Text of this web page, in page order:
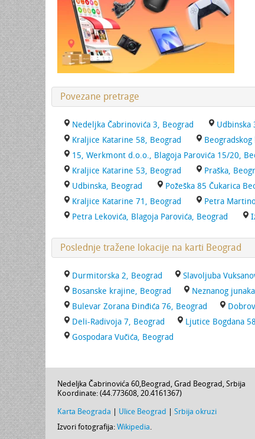
Povezane pretrage
Nedeljka Čabrinovića 3, Beograd Udbinska
Kraljice Katarine 58, Beograd
15, Werkmont d.o.o., Blagoja Parovića 15/20,
Kraljice Katarine 53, Beograd
Praška,
Udbinska, Beograd
Požeška 85 Čukarica
Kraljice Katarine 71, Beograd
Petra
Petra Lekovića, Blagoja Parovića, Beograd
Poslednje tražene lokacije na karti Beograd
Durmitorska 2, Beograd Slavoljuba
Bosanske krajine, Beograd
Neznanog
Bulevar Zorana Đinđića 76, Beograd
Deli-Radivoja 7, Beograd
Ljutice Bogdana
Gospodara Vučića, Beograd
Nedeljka Čabrinovića 60,Beograd, Grad Beograd, Srbija
Koordinate: (44.773608, 20.4161367)
Karta Beograda Ulice Beograd
Srbija okruzi
Izvori fotografija: Wikipedia.